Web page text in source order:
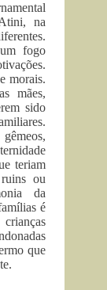
na
fogo
morais.
mães,
sido
teriam
ou
da
é
que